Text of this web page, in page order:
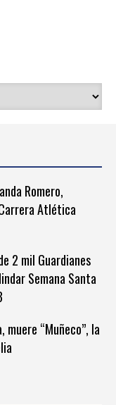
Romero,
Atlética
2 mil Guardianes
Semana Santa
muere “Muñeco”, la